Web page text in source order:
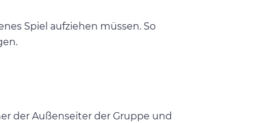
Spiel aufziehen müssen. So
der Außenseiter der Gruppe und